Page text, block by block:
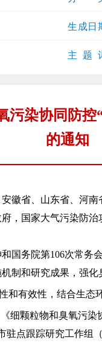
生成日
主 题
污染协同防
的通知
徽省、山东省、河
，国家大气污染防
务院第106次常务
制和研究成果，强化
和有效性，结合生态
细颗粒物和臭氧污
驻点跟踪研究工作组